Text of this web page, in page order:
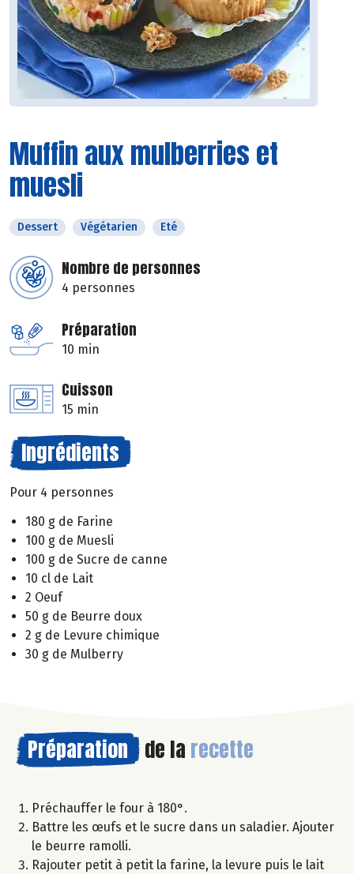
Muffin aux mulberries et
muesli
Dessert Végétarien Eté
Nombre de personnes
4 personnes
Préparation
10 min
Cuisson
15 min
Ingrédients
Pour 4 personnes
180 g de Farine
100 g de Muesli
100 g de Sucre de canne
10 cl de Lait
2 Oeuf
50 g de Beurre doux
2 g de Levure chimique
30 g de Mulberry
Préparation de la recette
Préchauffer le four à 180°.
Battre les œufs et le sucre dans un saladier. Ajouter
le beurre ramolli.
Rajouter petit à petit la farine, la levure puis le lait